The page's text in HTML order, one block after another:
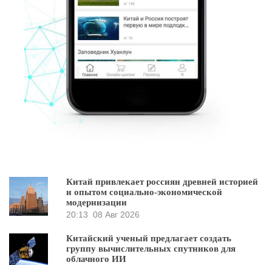
Китай привлекает россиян древней историей
и опытом социально-экономической
модернизации
20:13 08 Авг 2026
Китайский ученый предлагает создать
группу вычислительных спутников для
облачного ИИ